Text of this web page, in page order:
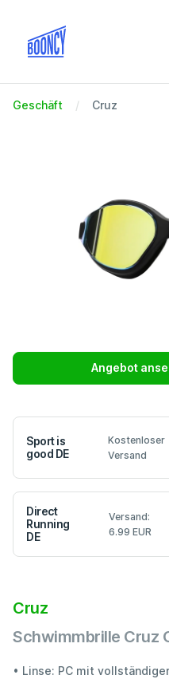
Geschäft Cruz
Angebot
Sport is
good DE
Kostenloser
Versand
Direct
Running
DE
Versand:
6.99 EUR
Cruz
Schwimmbrille Cruz
• Linse: PC mit